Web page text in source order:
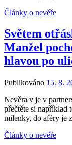
Články o nevěře
Světem
Manžel
hlavou po
Publikováno 15. 8.
Nevěra v je v
přečtěte si například
milenky, do aféry je
Články o nevěře